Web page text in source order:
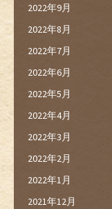
2022年9月
2022年8月
2022年7月
2022年6月
2022年5月
2022年4月
2022年3月
2022年2月
2022年1月
2021年12月